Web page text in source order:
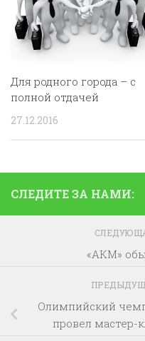
Для родного города – с
полной отдачей
27.12.2016
СЛЕДИТЕ ЗА НАМИ:
«АКМ»
Олимпийский
провел мастер-